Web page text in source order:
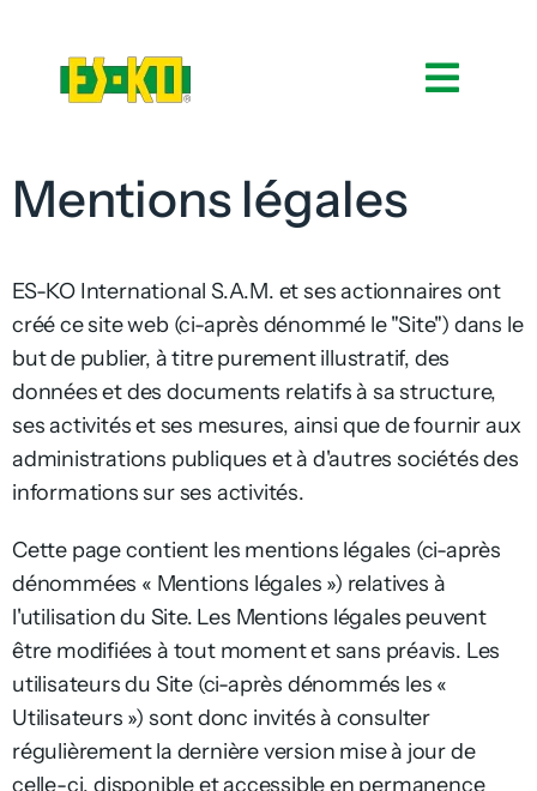
Mentions légales
ES-KO International S.A.M. et ses actionnaires ont
créé ce site web (ci-après dénommé le "Site") dans le
but de publier, à titre purement illustratif, des
données et des documents relatifs à sa structure,
ses activités et ses mesures, ainsi que de fournir aux
administrations publiques et à d'autres sociétés des
informations sur ses activités.
Cette page contient les mentions légales (ci-après
dénommées « Mentions légales ») relatives à
l'utilisation du Site. Les Mentions légales peuvent
être modifiées à tout moment et sans préavis. Les
utilisateurs du Site (ci-après dénommés les «
Utilisateurs ») sont donc invités à consulter
régulièrement la dernière version mise à jour de
celle-ci, disponible et accessible en permanence